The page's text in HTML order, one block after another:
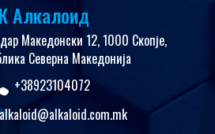
Алкалоид
Македонски 12, 1000 Скопје,
Северна Македонија
+38923104072